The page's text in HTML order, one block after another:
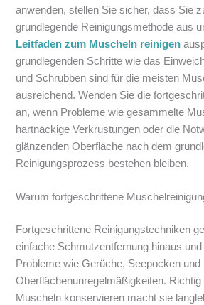
anwenden, stellen Sie sicher, dass Sie
grundlegende Reinigungsmethode aus
Leitfaden zum Muscheln reinigen
grundlegenden Schritte wie das
und Schrubben sind für die meisten
ausreichend. Wenden Sie die
an, wenn Probleme wie gesammelte
hartnäckige Verkrustungen oder die
glänzenden Oberfläche nach dem
Reinigungsprozess bestehen bleiben.
Warum fortgeschrittene
Fortgeschrittene Reinigungstechniken
einfache Schmutzentfernung hinaus
Probleme wie Gerüche, Seepocken und
Oberflächenunregelmäßigkeiten. Richtig
Muscheln konservieren macht sie